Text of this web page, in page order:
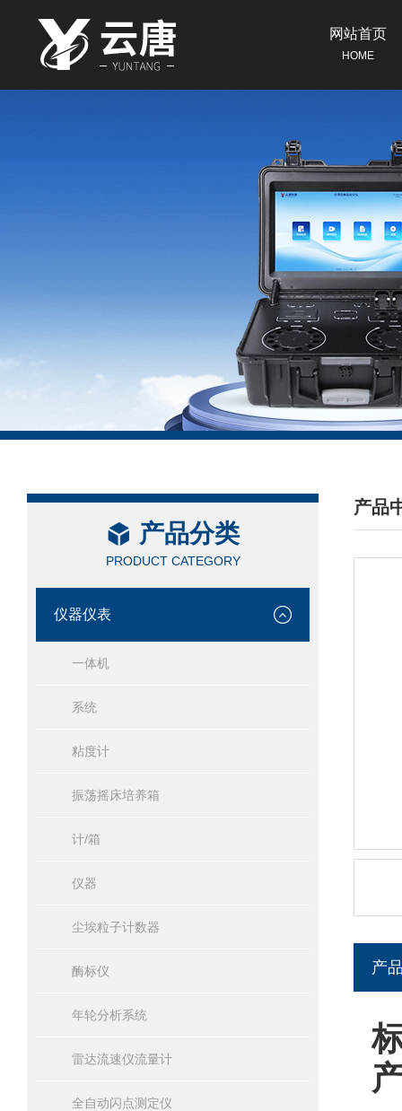
网站首页
HOME
产品分类
PRODUCT CATEGORY
仪器仪表
一体机
系统
粘度计
振荡摇床培养箱
计/箱
仪器
尘埃粒子计数器
酶标仪
年轮分析系统
雷达流速仪流量计
全自动闪点测定仪
产品
/
产